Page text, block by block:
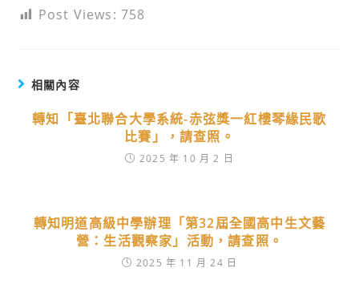
Post Views: 758
相關內容
轉知「臺北聯合大學系統-赤弦獎一紅樓琴緣民歌
比賽」，請查照。
2025 年 10 月 2 日
轉知明道高級中學辦理「第32屆全國高中生文藝
營：生活觀察家」活動，請查照。
2025 年 11 月 24 日